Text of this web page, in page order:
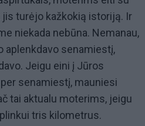
turėjo kažkokią istoriją. Ir
niekada nebūna. Nemanau,
aplenkdavo senamiestį,
Jeigu eini į Jūros
senamiestį, mauniesi
tai aktualu moterims, jeigu
tris kilometrus.